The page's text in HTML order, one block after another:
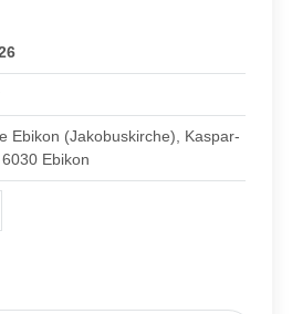
Ebikon (Jakobuskirche), Kaspar-
Ebikon